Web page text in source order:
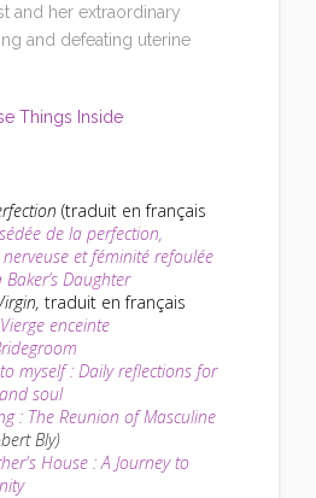
and her extraordinary
and defeating uterine
Things Inside
(traduit en français
de la perfection,
et féminité refoulée
Daughter
traduit en français
enceinte
myself : Daily reflections for
soul
: The Reunion of Masculine
Bly)
House : A Journey to